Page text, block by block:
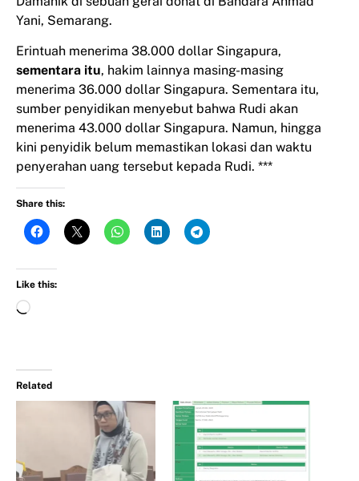
Yani, Semarang.
Erintuah menerima 38.000 dollar Singapura,
sementara itu, hakim lainnya masing-masing
menerima 36.000 dollar Singapura. Sementara itu,
sumber penyidikan menyebut bahwa Rudi akan
menerima 43.000 dollar Singapura. Namun, hingga
kini penyidik belum memastikan lokasi dan waktu
penyerahan uang tersebut kepada Rudi. ***
Share this:
Like this:
Related